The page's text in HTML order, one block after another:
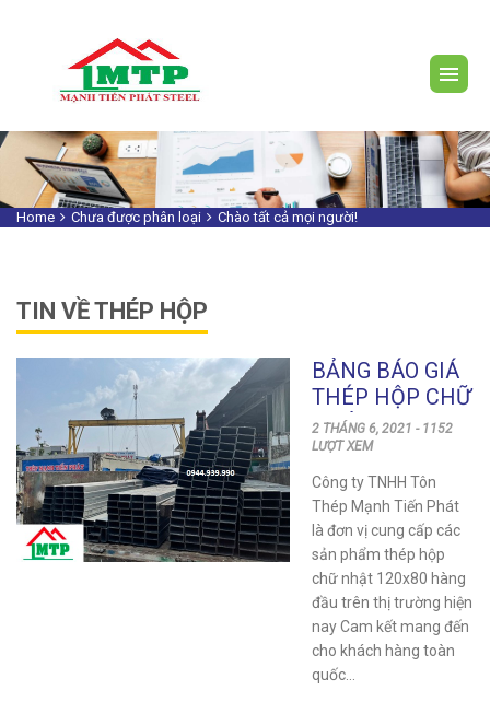
Home Chưa được phân loại Chào tất cả mọi người!
TIN VỀ THÉP HỘP
BẢNG BÁO GIÁ
THÉP HỘP CHỮ
NHẬT 120×80
GIÁ TỐT NHẤT
2 THÁNG 6, 2021 - 1152
LƯỢT XEM
Công ty TNHH Tôn
Thép Mạnh Tiến Phát
là đơn vị cung cấp các
sản phẩm thép hộp
chữ nhật 120x80 hàng
đầu trên thị trường hiện
nay Cam kết mang đến
cho khách hàng toàn
quốc...